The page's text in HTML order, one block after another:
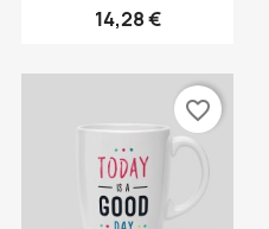
14,28 €
favorite_border